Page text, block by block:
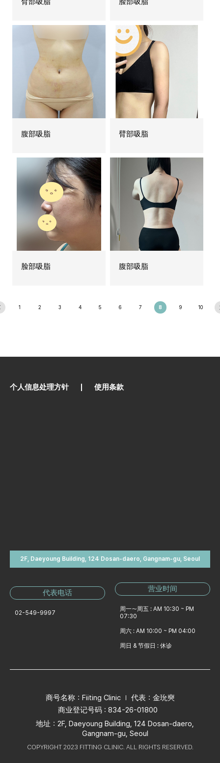
腹部吸脂 臂部吸脂
脸部吸脂 腹部吸脂
1 2 3 4 5 6 7 8 9 10
个人信息处理方针 使用条款
2F, Daeyoung Building, 124 Dosan-daero, Gangnam-gu, Seoul
代表电话
02-549-9997
营业时间
周一～周五 : AM 10:30 ~ PM
07:30
周六 : AM 10:00 ~ PM 04:00
周日 & 节假日 : 休诊
商号名称：Fiiting Clinic
代表：金玧奭
商业登记号码 : 834-26-01800
地址：2F, Daeyoung Building, 124 Dosan-daero,
Gangnam-gu, Seoul
COPYRIGHT 2023 FITTING CLINIC. ALL RIGHTS RESERVED.